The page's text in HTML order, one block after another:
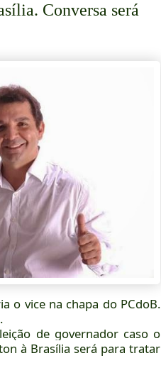
Conversa será
o vice na chapa do PCdoB.
de governador caso o
à Brasília será para tratar